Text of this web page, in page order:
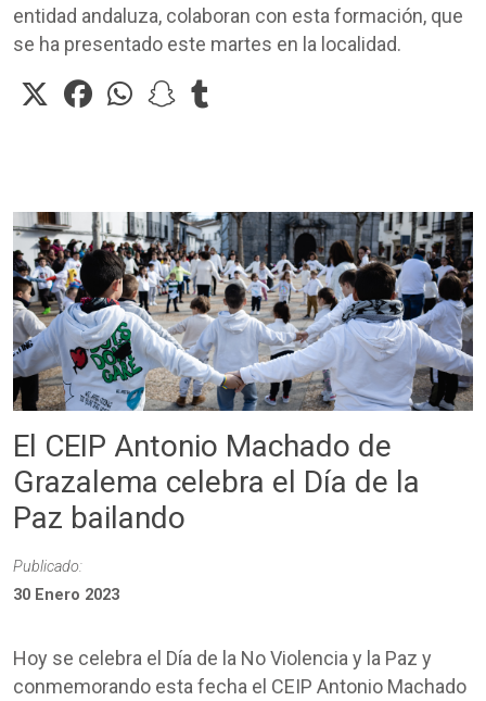
entidad andaluza, colaboran con esta formación, que
se ha presentado este martes en la localidad.
El CEIP Antonio Machado de
Grazalema celebra el Día de la
Paz bailando
Publicado:
30 Enero 2023
Hoy se celebra el Día de la No Violencia y la Paz y
conmemorando esta fecha el CEIP Antonio Machado